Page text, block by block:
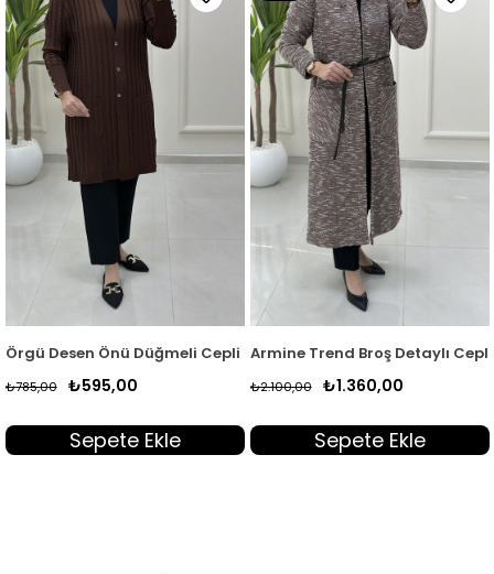
Haki MLH 5024
Örgü Desen Önü Düğmeli Cepli Kadın Triko Hırka Kahverengi
₺595,00
₺785,00
Sepete Ekle
Armine Trend Broş Detaylı
₺1.360,00
₺2.100,00
Sepete Ekle
Ürün